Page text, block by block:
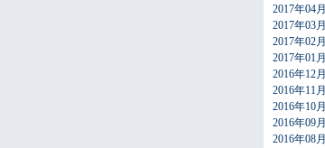
2017年04月
2017年03月
2017年02月
2017年01月
2016年12月
2016年11月
2016年10月
2016年09月
2016年08月